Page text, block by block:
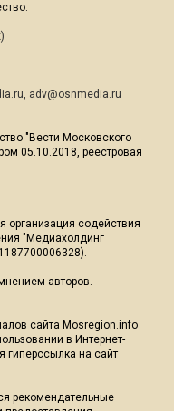
, adv@osnmedia.ru
"Вести Московского
05.10.2018, реестровая
организация содействия
"Медиахолдинг
авторов.
сайта Mosregion.info
в Интернет-
гиперссылка на сайт
рекомендательные